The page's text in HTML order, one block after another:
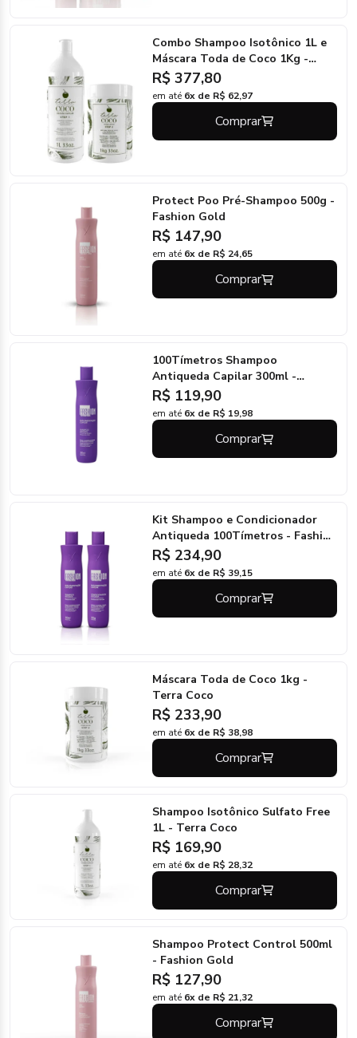
Combo Shampoo Isotônico 1L e
Máscara Toda de Coco 1Kg -
Terra Coco
R$ 377,80
em até 6x de R$ 62,97
Comprar
Protect Poo Pré-Shampoo 500g -
Fashion Gold
R$ 147,90
em até 6x de R$ 24,65
Comprar
100Tímetros Shampoo
Antiqueda Capilar 300ml -
Fashion Gold
R$ 119,90
em até 6x de R$ 19,98
Comprar
Kit Shampoo e Condicionador
Antiqueda 100Tímetros - Fashion
Gold
R$ 234,90
em até 6x de R$ 39,15
Comprar
Máscara Toda de Coco 1kg -
Terra Coco
R$ 233,90
em até 6x de R$ 38,98
Comprar
Shampoo Isotônico Sulfato Free
1L - Terra Coco
R$ 169,90
em até 6x de R$ 28,32
Comprar
Shampoo Protect Control 500ml
- Fashion Gold
R$ 127,90
em até 6x de R$ 21,32
Comprar